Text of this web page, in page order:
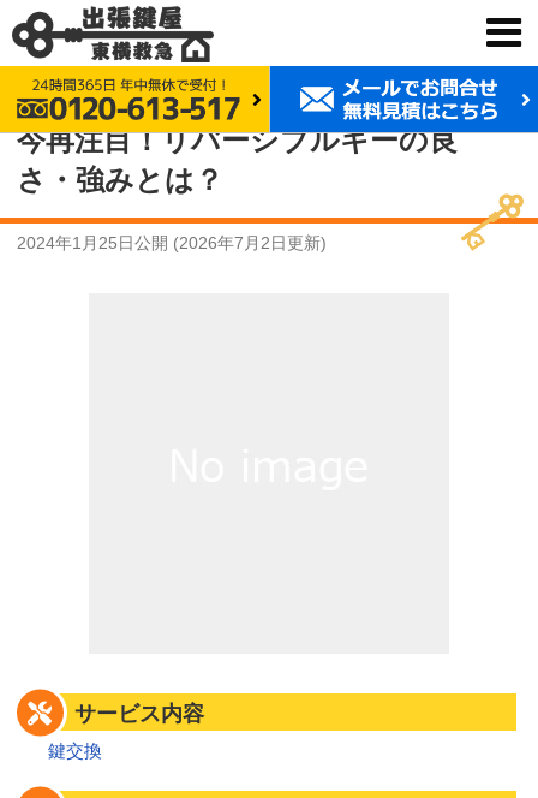
鍵交換 東横救急 事例紹介 今再注目！リバーシブルキーの良さ・強みとは？
今再注目！リバーシブルキーの良
さ・強みとは？
2024年1月25日公開 (2026年7月2日更新)
サービス内容
鍵交換